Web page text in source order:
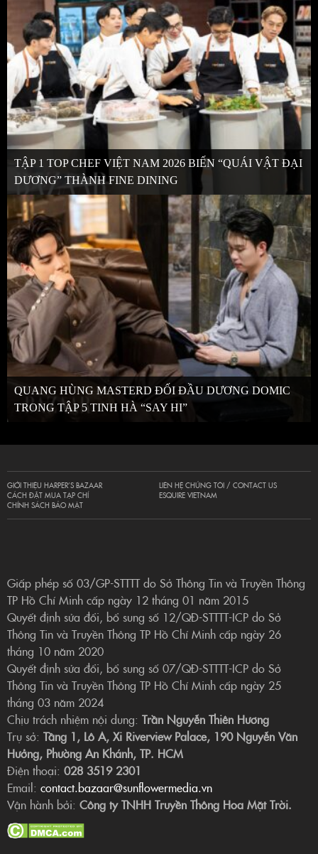
TẬP 1 TOP CHEF VIỆT NAM 2026 BIẾN “QUÁI VẬT ĐẠI
DƯƠNG” THÀNH FINE DINING
QUANG HÙNG MASTERD ĐỐI ĐẦU DƯƠNG DOMIC
TRONG TẬP 5 TINH HÀ “SAY HI”
GIỚI THIỆU HARPER’S BAZAAR
CÁCH ĐẶT MUA TẠP CHÍ
CHÍNH SÁCH BẢO MẬT
LIÊN HỆ CHÚNG TÔI / CONTACT US
ESQUIRE VIETNAM
Giấp phép số 03/GP-STTTT do Sở Thông Tin và Truyền Thông
TP Hồ Chí Minh cấp ngày 12 tháng 01 năm 2015
Quyết định sửa đổi, bổ sung số 12/QĐ-STTTT-ICP do Sở
Thông Tin và Truyền Thông TP Hồ Chí Minh cấp ngày 26
tháng 10 năm 2020
Quyết định sửa đổi, bổ sung số 07/QĐ-STTTT-ICP do Sở
Thông Tin và Truyền Thông TP Hồ Chí Minh cấp ngày 25
tháng 03 năm 2024
Chịu trách nhiệm nội dung: Trần Nguyễn Thiên Hương
Trụ sở: Tầng 1, Lô A, Xi Riverview Palace, 190 Nguyễn Văn
Hưởng, Phường An Khánh, TP. HCM
Điện thoại: 028 3519 2301
Email: contact.bazaar@sunflowermedia.vn
Vận hành bởi: Công ty TNHH Truyền Thông Hoa Mặt Trời.